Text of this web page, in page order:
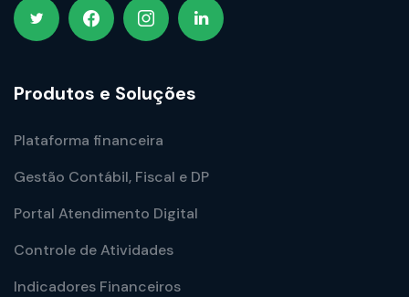
Produtos e Soluções
Plataforma financeira
Gestão Contábil, Fiscal e DP
Portal Atendimento Digital
Controle de Atividades
Indicadores Financeiros